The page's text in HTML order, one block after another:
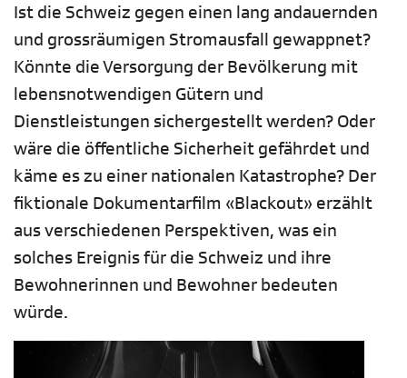
Ist die Schweiz gegen einen lang andauernden
und grossräumigen Stromausfall gewappnet?
Könnte die Versorgung der Bevölkerung mit
lebensnotwendigen Gütern und
Dienstleistungen sichergestellt werden? Oder
wäre die öffentliche Sicherheit gefährdet und
käme es zu einer nationalen Katastrophe? Der
fiktionale Dokumentarfilm «Blackout» erzählt
aus verschiedenen Perspektiven, was ein
solches Ereignis für die Schweiz und ihre
Bewohnerinnen und Bewohner bedeuten
würde.